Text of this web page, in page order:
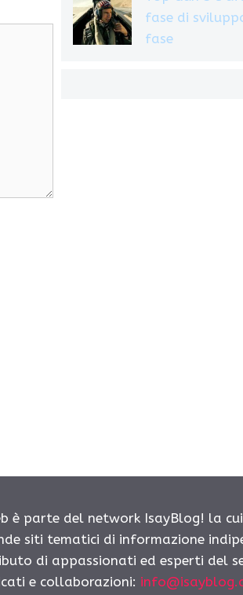
fase di
fase
è parte del network IsayBlog! la
siti tematici di informazione
di appassionati ed esperti del
e collaborazioni: